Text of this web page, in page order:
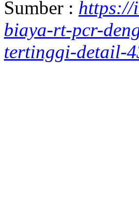
Sumber : https://
biaya-rt-pcr-
tertinggi-detail-